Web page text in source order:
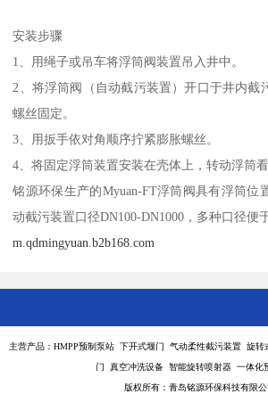
安装步骤
1、用绳子或吊车将浮筒阀装置吊入井中。
2、将浮筒阀（自动截污装置）开口于井内截
螺丝固定。
3、用扳手依对角顺序拧紧膨胀螺丝。
4、将固定浮筒装置安装在壳体上，转动浮筒
铭源环保生产的Myuan-FT浮筒阀具有浮筒位
动截污装置口径DN100-DN1000，多种口径便
m.qdmingyuan.b2b168.com
主营产品：HMPP预制泵站 下开式堰门 气动柔性截污装置 旋
门 真空冲洗设备 智能旋转喷射器 一体化
版权所有：青岛铭源环保科技有限公